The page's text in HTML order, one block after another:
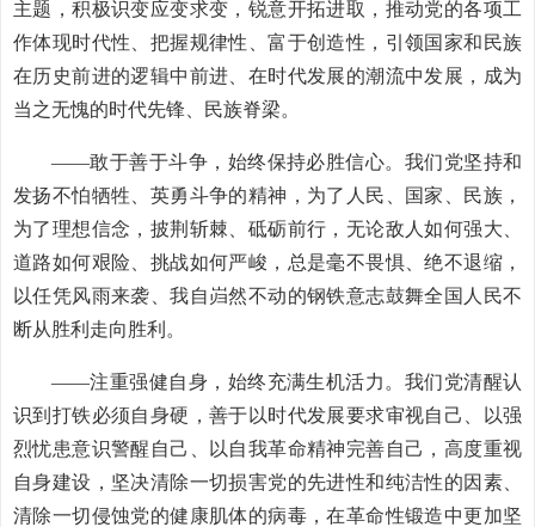
主题，积极识变应变求变，锐意开拓进取，推动党的各项工
作体现时代性、把握规律性、富于创造性，引领国家和民族
在历史前进的逻辑中前进、在时代发展的潮流中发展，成为
当之无愧的时代先锋、民族脊梁。
——敢于善于斗争，始终保持必胜信心。我们党坚持和
发扬不怕牺牲、英勇斗争的精神，为了人民、国家、民族，
为了理想信念，披荆斩棘、砥砺前行，无论敌人如何强大、
道路如何艰险、挑战如何严峻，总是毫不畏惧、绝不退缩，
以任凭风雨来袭、我自岿然不动的钢铁意志鼓舞全国人民不
断从胜利走向胜利。
——注重强健自身，始终充满生机活力。我们党清醒认
识到打铁必须自身硬，善于以时代发展要求审视自己、以强
烈忧患意识警醒自己、以自我革命精神完善自己，高度重视
自身建设，坚决清除一切损害党的先进性和纯洁性的因素、
清除一切侵蚀党的健康肌体的病毒，在革命性锻造中更加坚